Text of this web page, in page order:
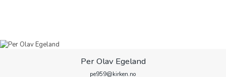
Per Olav Egeland
pe959@kirken.no